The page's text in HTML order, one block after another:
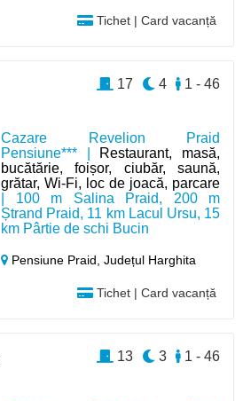
Tichet | Card vacanță
Cazare Revelion Praid
Pensiune*** | Restaurant, masă,
bucătărie, foișor, ciubăr, saună,
grătar, Wi-Fi, loc de joacă, parcare
| 100 m Salina Praid, 200 m
Ștrand Praid, 11 km Lacul Ursu, 15
km Pârtie de schi Bucin
Pensiune Praid,Județul Harghita
Tichet | Card vacanță
1 - 46
4
17
1 - 46
3
13